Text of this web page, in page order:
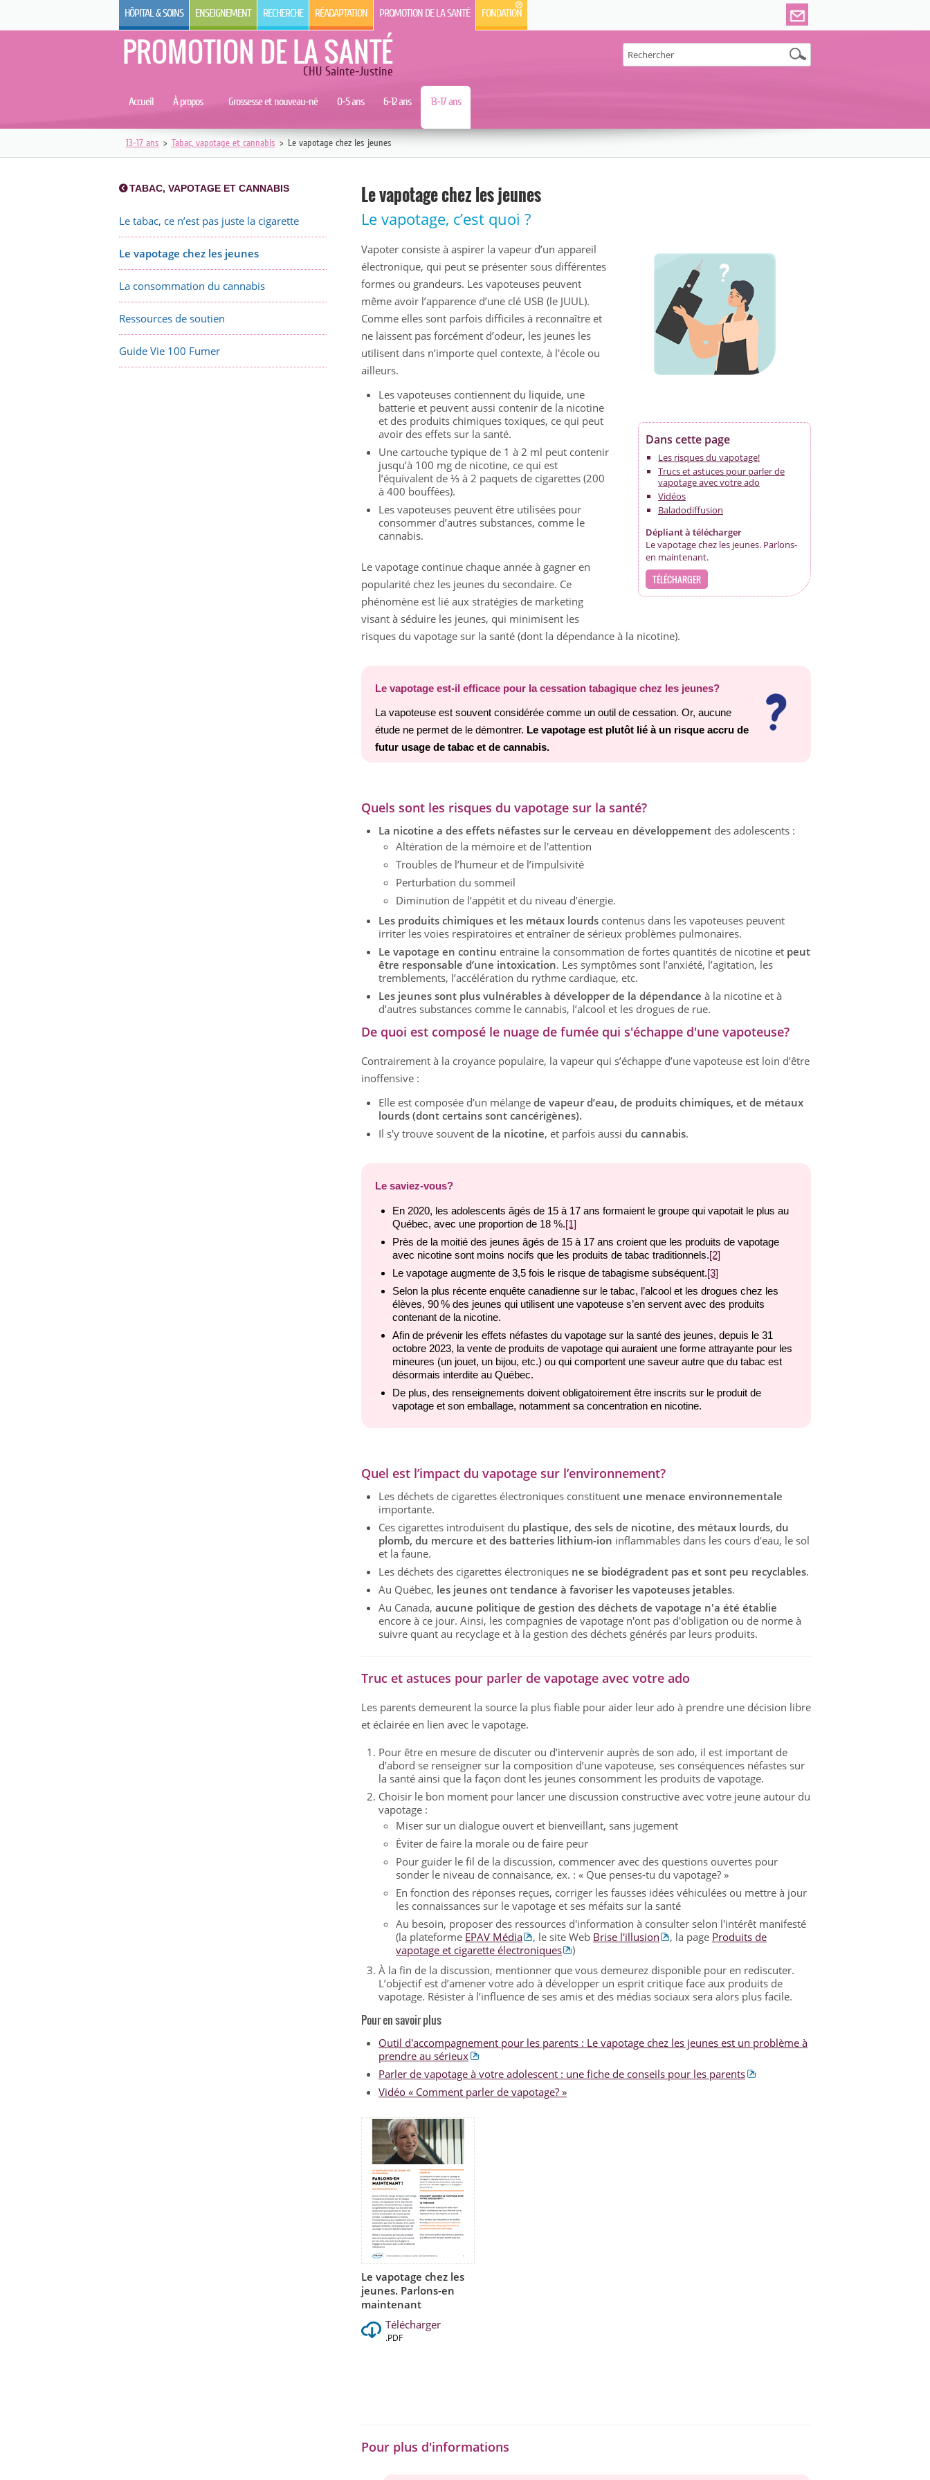
HÔPITAL & SOINS ENSEIGNEMENT RECHERCHE RÉADAPTATION PROMOTION DE LA SANTÉ FONDATION
PROMOTION DE LA SANTÉ
CHU Sainte-Justine
Accueil À propos Grossesse et nouveau-né 0-5 ans 6-12 ans 13-17 ans
13-17 ans > Tabac, vapotage et cannabis > Le vapotage chez les jeunes
TABAC, VAPOTAGE ET CANNABIS
Le tabac, ce n’est pas juste la cigarette
Le vapotage chez les jeunes
La consommation du cannabis
Ressources de soutien
Guide Vie 100 Fumer
Le vapotage chez les jeunes
Le vapotage, c’est quoi ?
Dans cette page
Les risques du vapotage!
Trucs et astuces pour parler de
vapotage avec votre ado
Vidéos
Baladodiffusion
Dépliant à télécharger
Le vapotage chez les jeunes. Parlons-
en maintenant.
TÉLÉCHARGER
Vapoter consiste à aspirer la vapeur d’un appareil
électronique, qui peut se présenter sous différentes
formes ou grandeurs. Les vapoteuses peuvent
même avoir l’apparence d’une clé USB (le JUUL).
Comme elles sont parfois difficiles à reconnaître et
ne laissent pas forcément d’odeur, les jeunes les
utilisent dans n’importe quel contexte, à l'école ou
ailleurs.
Les vapoteuses contiennent du liquide, une
batterie et peuvent aussi contenir de la nicotine
et des produits chimiques toxiques, ce qui peut
avoir des effets sur la santé.
Une cartouche typique de 1 à 2 ml peut contenir
jusqu’à 100 mg de nicotine, ce qui est
l’équivalent de ⅓ à 2 paquets de cigarettes (200
à 400 bouffées).
Les vapoteuses peuvent être utilisées pour
consommer d’autres substances, comme le
cannabis.
Le vapotage continue chaque année à gagner en
popularité chez les jeunes du secondaire. Ce
phénomène est lié aux stratégies de marketing
visant à séduire les jeunes, qui minimisent les
risques du vapotage sur la santé (dont la dépendance à la nicotine).
Le vapotage est-il efficace pour la cessation tabagique chez les jeunes?
La vapoteuse est souvent considérée comme un outil de cessation. Or, aucune
étude ne permet de le démontrer. Le vapotage est plutôt lié à un risque accru de
futur usage de tabac et de cannabis.
Quels sont les risques du vapotage sur la santé?
La nicotine a des effets néfastes sur le cerveau en développement des adolescents :
Altération de la mémoire et de l'attention
Troubles de l’humeur et de l’impulsivité
Perturbation du sommeil
Diminution de l’appétit et du niveau d’énergie.
Les produits chimiques et les métaux lourds contenus dans les vapoteuses peuvent
irriter les voies respiratoires et entraîner de sérieux problèmes pulmonaires.
Le vapotage en continu entraine la consommation de fortes quantités de nicotine et peut
être responsable d’une intoxication. Les symptômes sont l’anxiété, l’agitation, les
tremblements, l’accélération du rythme cardiaque, etc.
Les jeunes sont plus vulnérables à développer de la dépendance à la nicotine et à
d’autres substances comme le cannabis, l’alcool et les drogues de rue.
De quoi est composé le nuage de fumée qui s'échappe d'une vapoteuse?
Contrairement à la croyance populaire, la vapeur qui s’échappe d’une vapoteuse est loin d’être
inoffensive :
Elle est composée d’un mélange de vapeur d’eau, de produits chimiques, et de métaux
lourds (dont certains sont cancérigènes).
Il s'y trouve souvent de la nicotine, et parfois aussi du cannabis.
Le saviez-vous?
En 2020, les adolescents âgés de 15 à 17 ans formaient le groupe qui vapotait le plus au
Québec, avec une proportion de 18 %.[1]
Près de la moitié des jeunes âgés de 15 à 17 ans croient que les produits de vapotage
avec nicotine sont moins nocifs que les produits de tabac traditionnels.[2]
Le vapotage augmente de 3,5 fois le risque de tabagisme subséquent.[3]
Selon la plus récente enquête canadienne sur le tabac, l’alcool et les drogues chez les
élèves, 90 % des jeunes qui utilisent une vapoteuse s’en servent avec des produits
contenant de la nicotine.
Afin de prévenir les effets néfastes du vapotage sur la santé des jeunes, depuis le 31
octobre 2023, la vente de produits de vapotage qui auraient une forme attrayante pour les
mineures (un jouet, un bijou, etc.) ou qui comportent une saveur autre que du tabac est
désormais interdite au Québec.
De plus, des renseignements doivent obligatoirement être inscrits sur le produit de
vapotage et son emballage, notamment sa concentration en nicotine.
Quel est l’impact du vapotage sur l’environnement?
Les déchets de cigarettes électroniques constituent une menace environnementale
importante.
Ces cigarettes introduisent du plastique, des sels de nicotine, des métaux lourds, du
plomb, du mercure et des batteries lithium-ion inflammables dans les cours d'eau, le sol
et la faune.
Les déchets des cigarettes électroniques ne se biodégradent pas et sont peu recyclables.
Au Québec, les jeunes ont tendance à favoriser les vapoteuses jetables.
Au Canada, aucune politique de gestion des déchets de vapotage n'a été établie
encore à ce jour. Ainsi, les compagnies de vapotage n'ont pas d'obligation ou de norme à
suivre quant au recyclage et à la gestion des déchets générés par leurs produits.
Truc et astuces pour parler de vapotage avec votre ado
Les parents demeurent la source la plus fiable pour aider leur ado à prendre une décision libre
et éclairée en lien avec le vapotage.
Pour être en mesure de discuter ou d’intervenir auprès de son ado, il est important de
d’abord se renseigner sur la composition d’une vapoteuse, ses conséquences néfastes sur
la santé ainsi que la façon dont les jeunes consomment les produits de vapotage.
Choisir le bon moment pour lancer une discussion constructive avec votre jeune autour du
vapotage :
Miser sur un dialogue ouvert et bienveillant, sans jugement
Éviter de faire la morale ou de faire peur
Pour guider le fil de la discussion, commencer avec des questions ouvertes pour
sonder le niveau de connaisance, ex. : « Que penses-tu du vapotage? »
En fonction des réponses reçues, corriger les fausses idées véhiculées ou mettre à jour
les connaissances sur le vapotage et ses méfaits sur la santé
Au besoin, proposer des ressources d'information à consulter selon l'intérêt manifesté
(la plateforme EPAV Média , le site Web Brise l'illusion , la page Produits de
vapotage et cigarette électroniques
)
À la fin de la discussion, mentionner que vous demeurez disponible pour en rediscuter.
L’objectif est d’amener votre ado à développer un esprit critique face aux produits de
vapotage. Résister à l’influence de ses amis et des médias sociaux sera alors plus facile.
Pour en savoir plus
Outil d'accompagnement pour les parents : Le vapotage chez les jeunes est un problème à
prendre au sérieux
Parler de vapotage à votre adolescent : une fiche de conseils pour les parents
Vidéo « Comment parler de vapotage? »
Le vapotage chez les
jeunes. Parlons-en
maintenant
Télécharger
.PDF
Pour plus d'informations